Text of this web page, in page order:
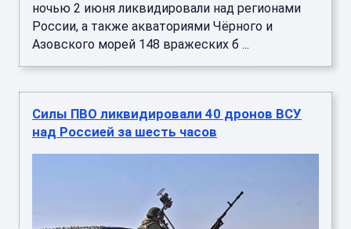
ночью 2 июня ликвидировали над регионами
России, а также акваториями Чёрного и
Азовского морей 148 вражеских б ...
Силы ПВО ликвидировали 40 дронов ВСУ
над Россией за шесть часов